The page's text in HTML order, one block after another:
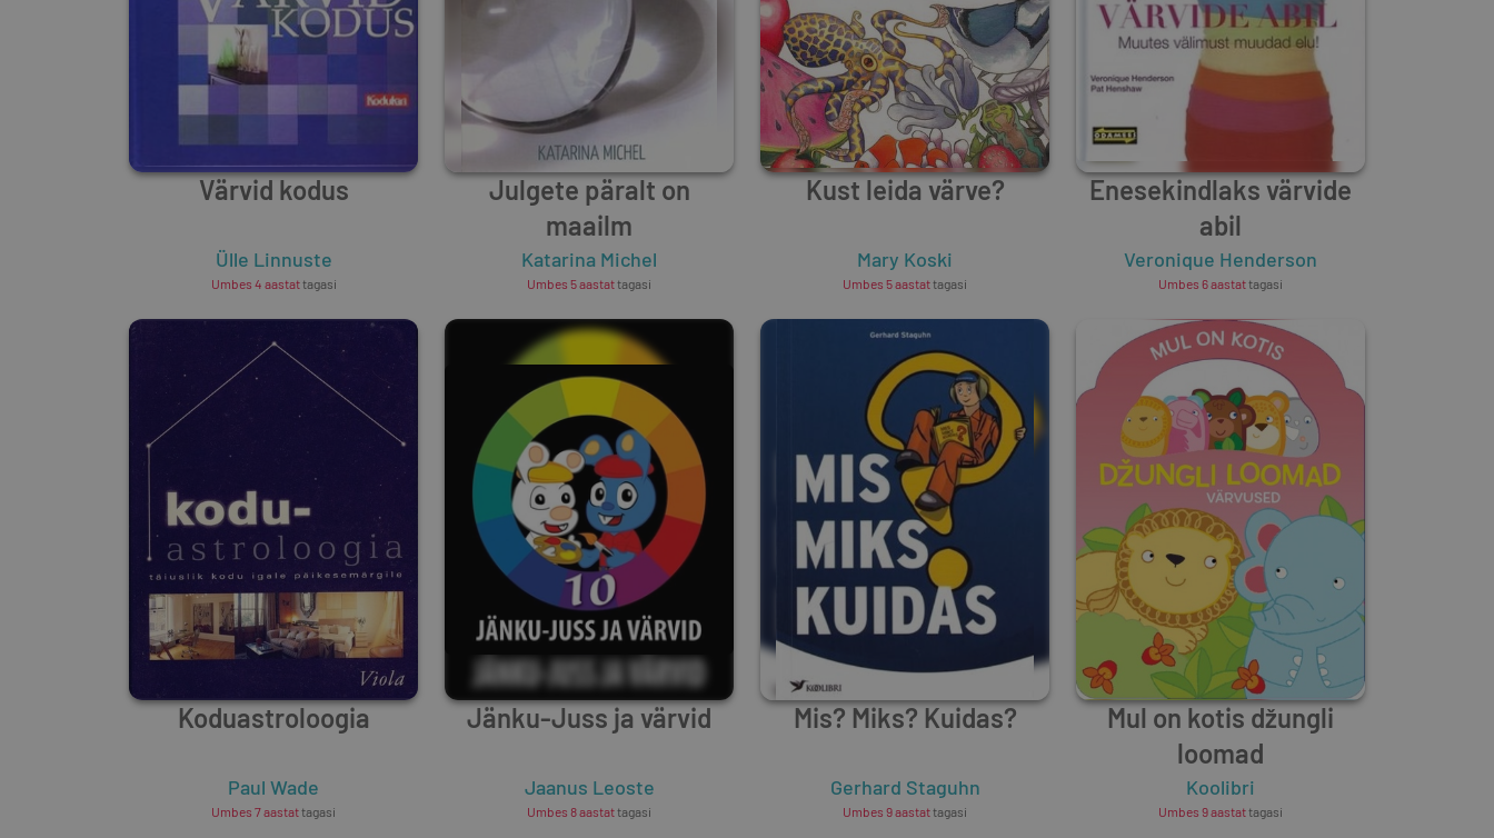
Värvid kodus
Ülle Linnuste
Umbes 4 aastattagasi
Julgete päralt on
maailm
Katarina Michel
Umbes 5 aastattagasi
Kust leida värve?
Mary Koski
Umbes 5 aastattagasi
Enesekindlaks värvide
abil
Veronique Henderson
Umbes 6 aastattagasi
Koduastroloogia
Paul Wade
Umbes 7 aastattagasi
Jänku-Juss ja värvid
Jaanus Leoste
Umbes 8 aastattagasi
Mis? Miks? Kuidas?
Gerhard Staguhn
Umbes 9 aastattagasi
Mul on kotis džungli
loomad
Koolibri
Umbes 9 aastattagasi